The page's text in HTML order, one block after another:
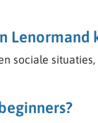
Lenormand
sociale